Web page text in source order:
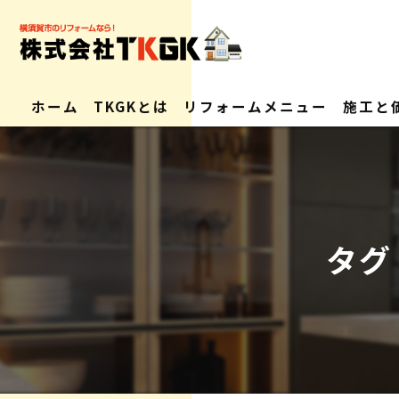
ホーム TKGKとは
会社概要
リフォームメニュー 施工と
タ